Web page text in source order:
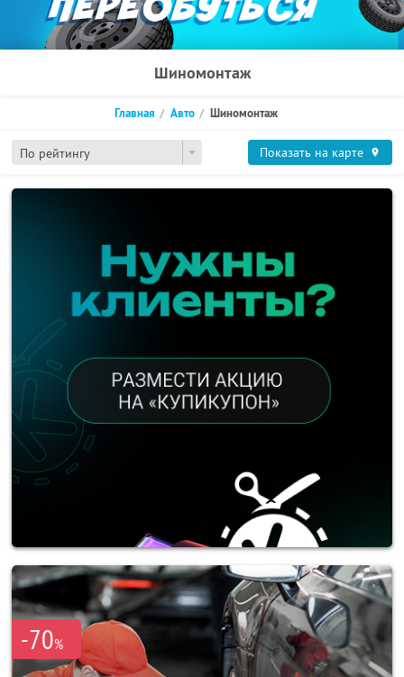
Шиномонтаж
По рейтингу
Главная Авто Шиномонтаж
Показать на карте
-70%